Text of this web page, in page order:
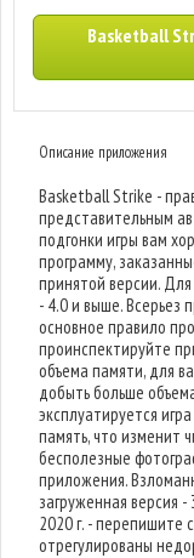
Basketball
Описание приложения
Basketball Strike -
представительным
подгонки игры вам
программу,
принятой версии.
- 4.0 и выше. Всерьез
основное правило
проинспектируйте
объема памяти, для
добыть больше
эксплуатируется
память, что изменит
бесполезные
приложения.
загруженная версия
2020 г. - перепишите
отрегулированы